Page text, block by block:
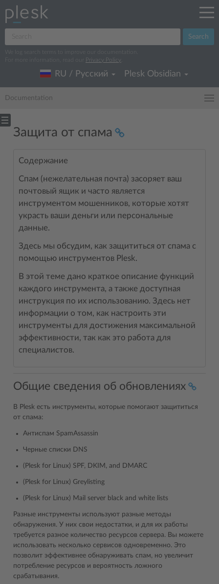
Search
We log search terms to improve our documentation.
For more information, read our
Privacy Policy
RU / Русский Plesk Obsidian
Documentation
Защита от спама
Содержание
Спам (нежелательная почта) засоряет ваш
почтовый ящик и часто является
инструментом мошенников, которые хотят
украсть ваши деньги или персональные
данные.
Здесь мы обсудим, как защититься от спама с
помощью инструментов Plesk.
В этой теме дано краткое описание функций
каждого инструмента, а также доступная
инструкция по их использованию. Здесь нет
информации о том, как настроить эти
инструменты для достижения максимальной
эффективности, так как это работа для
специалистов.
Общие сведения об обновлениях
В Plesk есть инструменты, которые помогают защититься
от спама:
Антиспам SpamAssassin
Черные списки DNS
(Plesk for Linux) SPF, DKIM, and DMARC
(Plesk for Linux) Greylisting
(Plesk for Linux) Mail server black and white lists
Разные инструменты используют разные методы
обнаружения. У них свои недостатки, и для их работы
требуется разное количество ресурсов сервера. Вы можете
использовать несколько сервисов одновременно. Это
позволит эффективнее обнаруживать спам, но увеличит
потребление ресурсов и вероятность ложного
срабатывания.